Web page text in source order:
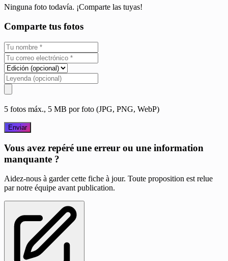
Ninguna foto todavía. ¡Comparte las tuyas!
Comparte tus fotos
5 fotos máx., 5 MB por foto (JPG, PNG, WebP)
Enviar
Vous avez repéré une erreur ou une information
manquante ?
Aidez-nous à garder cette fiche à jour. Toute proposition est relue
par notre équipe avant publication.